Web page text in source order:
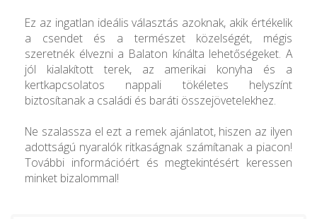
Ez az ingatlan ideális választás azoknak, akik értékelik
a csendet és a természet közelségét, mégis
szeretnék élvezni a Balaton kínálta lehetőségeket. A
jól kialakított terek, az amerikai konyha és a
kertkapcsolatos nappali tökéletes helyszínt
biztosítanak a családi és baráti összejövetelekhez.
Ne szalassza el ezt a remek ajánlatot, hiszen az ilyen
adottságú nyaralók ritkaságnak számítanak a piacon!
További információért és megtekintésért keressen
minket bizalommal!